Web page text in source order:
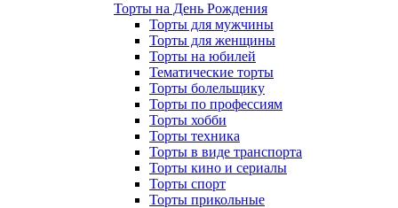
Торты на День Рождения
Торты для мужчины
Торты для женщины
Торты на юбилей
Тематические торты
Торты болельщику
Торты по профессиям
Торты хобби
Торты техника
Торты в виде транспорта
Торты кино и сериалы
Торты спорт
Торты прикольные